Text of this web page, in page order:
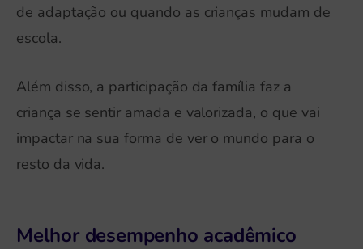
de adaptação ou quando as crianças mudam de
escola.
Além disso, a participação da família faz a
criança se sentir amada e valorizada, o que vai
impactar na sua forma de ver o mundo para o
resto da vida.
Melhor desempenho acadêmico